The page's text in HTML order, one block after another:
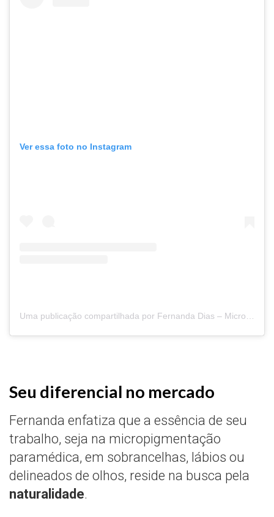
Ver essa foto no Instagram
Seu diferencial no mercado
Fernanda enfatiza que a essência de seu
trabalho, seja na micropigmentação
paramédica, em sobrancelhas, lábios ou
delineados de olhos, reside na busca pela
naturalidade.